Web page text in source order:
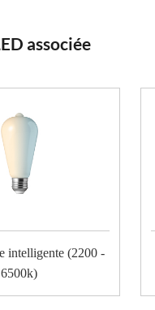
associée
intelligente (2200 -
6500k)